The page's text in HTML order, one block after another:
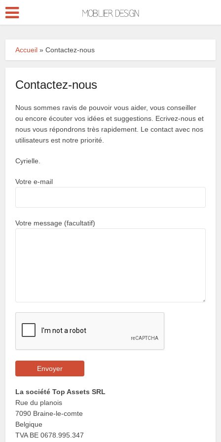
Accueil »Contactez-nous
Contactez-nous
Nous sommes ravis de pouvoir vous aider, vous conseiller
ou encore écouter vos idées et suggestions. Ecrivez-nous et
nous vous répondrons très rapidement. Le contact avec nos
utilisateurs est notre priorité.
Cyrielle.
Votre e-mail
Votre message (facultatif)
La société Top Assets SRL
Rue du planois
7090 Braine-le-comte
Belgique
TVA BE 0678.995.347